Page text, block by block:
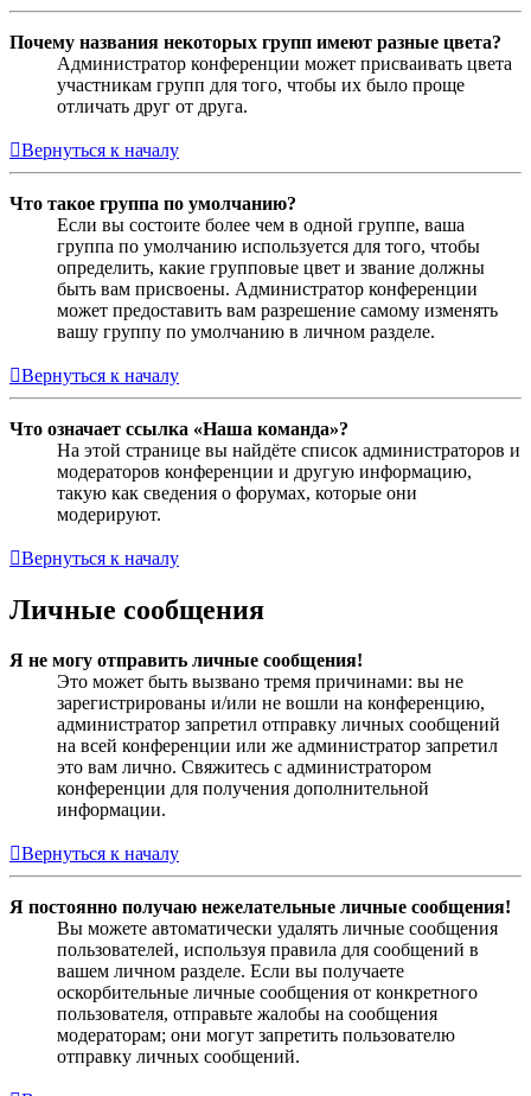
Почему названия некоторых групп имеют разные цвета?
Администратор конференции может присваивать цвета
участникам групп для того, чтобы их было проще
отличать друг от друга.
Вернуться к началу
Что такое группа по умолчанию?
Если вы состоите более чем в одной группе, ваша
группа по умолчанию используется для того, чтобы
определить, какие групповые цвет и звание должны
быть вам присвоены. Администратор конференции
может предоставить вам разрешение самому изменять
вашу группу по умолчанию в личном разделе.
Вернуться к началу
Что означает ссылка «Наша команда»?
На этой странице вы найдёте список администраторов и
модераторов конференции и другую информацию,
такую как сведения о форумах, которые они
модерируют.
Вернуться к началу
Личные сообщения
Я не могу отправить личные сообщения!
Это может быть вызвано тремя причинами: вы не
зарегистрированы и/или не вошли на конференцию,
администратор запретил отправку личных сообщений
на всей конференции или же администратор запретил
это вам лично. Свяжитесь с администратором
конференции для получения дополнительной
информации.
Вернуться к началу
Я постоянно получаю нежелательные личные сообщения!
Вы можете автоматически удалять личные сообщения
пользователей, используя правила для сообщений в
вашем личном разделе. Если вы получаете
оскорбительные личные сообщения от конкретного
пользователя, отправьте жалобы на сообщения
модераторам; они могут запретить пользователю
отправку личных сообщений.